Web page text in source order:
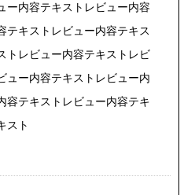
ー内容テキストレビュー内容
テキストレビュー内容テキス
トレビュー内容テキストレビ
ュー内容テキストレビュー内
容テキストレビュー内容テキ
スト